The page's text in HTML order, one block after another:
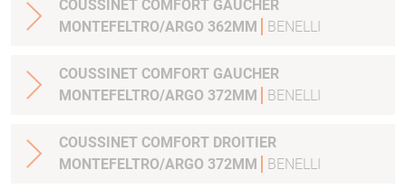
COUSSINET COMFORT GAUCHER
MONTEFELTRO/ARGO 362MM
BENELLI
COUSSINET COMFORT GAUCHER
MONTEFELTRO/ARGO 372MM
BENELLI
COUSSINET COMFORT DROITIER
MONTEFELTRO/ARGO 372MM
BENELLI